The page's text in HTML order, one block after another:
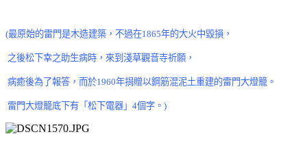
(最原始的雷門是木造建築，不過在1865年的大火中毀損，
之後松下幸之助生病時，來到淺草觀音寺祈願，
病癒後為了報答，而於1960年捐贈以鋼筋混泥土重建的雷門大燈籠。
雷門大燈籠底下有「松下電器」4個字。)